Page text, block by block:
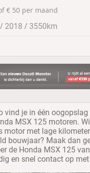
€ 50 per maand
/ 2018 / 3550km
vind je in één oogopslag
MSX 125 motoren.
motor met lage
bouwjaar? Maak dan
de Honda MSX 125
en snel contact op met